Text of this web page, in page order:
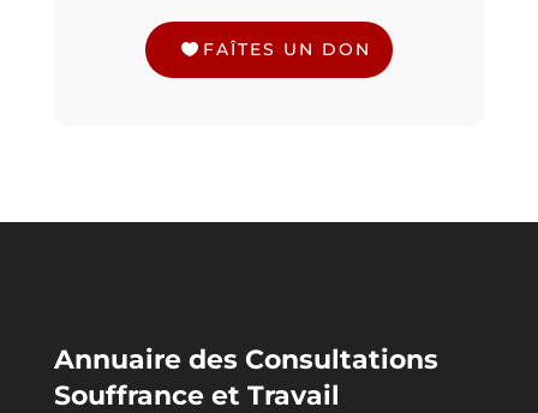
FAÎTES UN DON
Annuaire des Consultations
Souffrance et Travail